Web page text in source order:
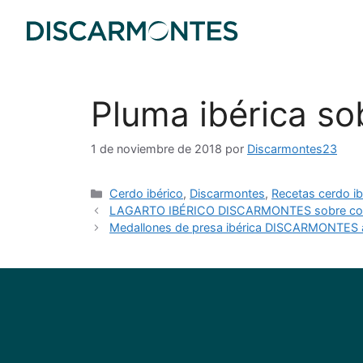
Pluma ibérica
1 de noviembre de 2018 por Discarmontes23
Cerdo ibérico, Discarmontes, Recetas cerdo
LAGARTO IBÉRICO DISCARMONTES sobre
Medallones de presa ibérica